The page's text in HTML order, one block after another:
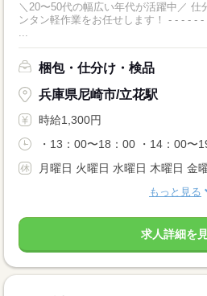
＼20〜50代の幅広い年代が活躍中／ 仕分け作業スタッフ大募集！ カ
ンタン軽作業をお任せします！ - - - - - - - - - - - - - - 他にも通販会社、
...
梱包・仕分け・検品
兵庫県尼崎市/立花駅
時給1,300円
・13：00〜18：00 ・14：00〜
月曜日 火曜日 水曜日 木曜日 金
もっと見る
求人詳細を